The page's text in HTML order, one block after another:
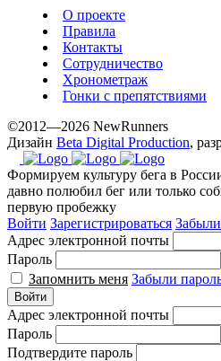
О проекте
Правила
Контакты
Сотрудничество
Хронометраж
Гонки с препятствиями
©2012—2026 NewRunners
Дизайн Beta Digital Production,
Формируем культуру бега в
давно полюбил бег или только
первую пробежку
Войти Зарегистрироваться
Адрес электронной почты
Пароль
Запомнить меня Забыли
Войти
Адрес электронной почты
Пароль
Подтвердите пароль